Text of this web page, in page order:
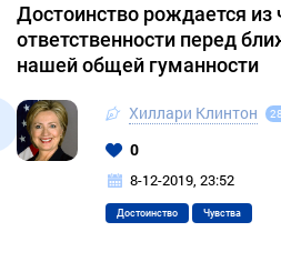
Достоинство рождается из
ответственности перед
нашей общей гуманности
Хиллари Клинтон
0
8-12-2019, 23:52
Достоинство Чувства